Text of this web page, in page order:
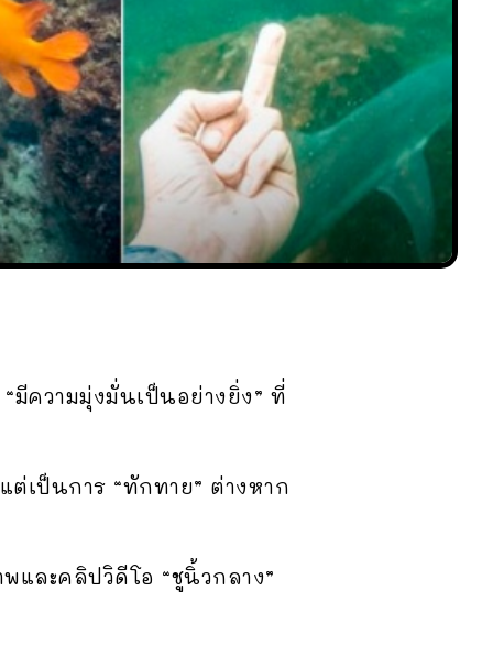
มีความมุ่งมั่นเป็นอย่างยิ่ง” ที่
ต่เป็นการ “ทักทาย” ต่างหาก
และคลิปวิดีโอ “ชูนิ้วกลาง”